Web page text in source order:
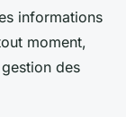
informations
moment,
des